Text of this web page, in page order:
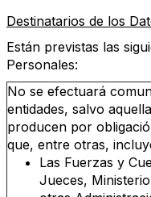
Destinatarios de los
Están previstas las
Personales:
No se efectuará
entidades, salvo
producen por
que, entre otras,
Las Fuerzas y
Jueces,